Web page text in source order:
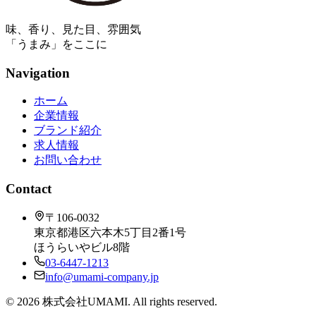
味、香り、見た目、雰囲気
「うまみ」をここに
Navigation
ホーム
企業情報
ブランド紹介
求人情報
お問い合わせ
Contact
〒106-0032
東京都港区六本木5丁目2番1号
ほうらいやビル8階
03-6447-1213
info@umami-company.jp
© 2026 株式会社UMAMI. All rights reserved.